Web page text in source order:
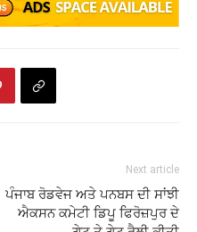
Next article
ਪੰਜਾਬ ਰੋਡਵੇਜ ਅਤੇ ਪਨਬਸ ਦੀ ਸਾਂਝੀ
ਐਕਸਨ ਕਮੇਟੀ ਡਿਪੂ ਫਿਰੋਜ਼ਪੁਰ ਦੇ